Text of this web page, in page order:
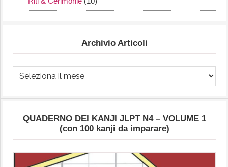
Archivio Articoli
Archivio
Articoli
QUADERNO DEI KANJI JLPT N4 – VOLUME 1
(con 100 kanji da imparare)